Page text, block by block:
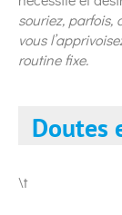
souriez, parfois,
vous
routine fixe.
Doutes
\t